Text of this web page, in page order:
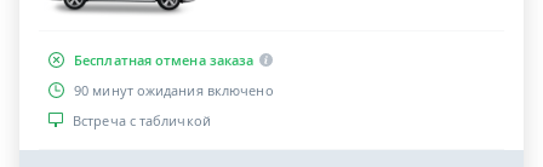
Бесплатная отмена заказа
90 минут ожидания включено
Встреча с табличкой